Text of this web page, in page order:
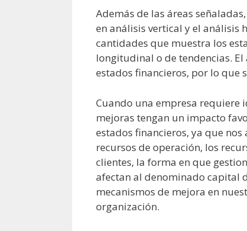
Además de las áreas
en análisis vertical y el análisis
cantidades que muestra los
longitudinal o de tendencias.
estados financieros, por lo que
Cuando una empresa requiere
mejoras tengan un impacto
estados financieros, ya que
recursos de operación, los
clientes, la forma en que
afectan al denominado capital
mecanismos de mejora en
organización.